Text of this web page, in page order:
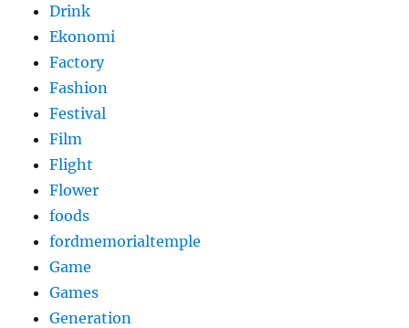
Drink
Ekonomi
Factory
Fashion
Festival
Film
Flight
Flower
foods
fordmemorialtemple
Game
Games
Generation